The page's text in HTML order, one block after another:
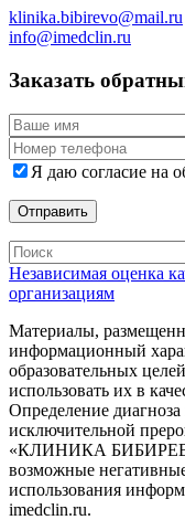
klinika.bibirevo@mail.ru
info@imedclin.ru
Заказать
Я даю согласие на
Независимая оценка
организациям
Материалы,
информационный
образовательных
использовать их в
Определение
исключительной
«КЛИНИКА БИБИРЕВО-
возможные
использования
imedclin.ru.